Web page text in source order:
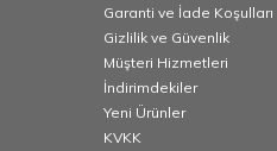
Garanti ve İade Koşulları
Gizlilik ve Güvenlik
Müşteri Hizmetleri
İndirimdekiler
Yeni Ürünler
KVKK